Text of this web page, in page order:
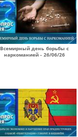
Всемирный день борьбы с
наркоманией - 26/06/26